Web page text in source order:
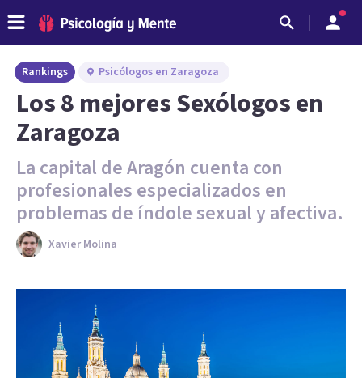
Rankings Psicólogos en Zaragoza
Los 8 mejores Sexólogos en
Zaragoza
La capital de Aragón cuenta con
profesionales especializados en
problemas de índole sexual y afectiva.
Xavier Molina